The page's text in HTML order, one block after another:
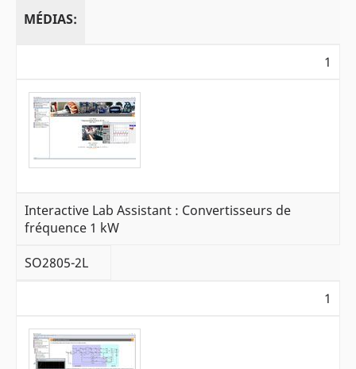
MÉDIAS:
1
Interactive Lab Assistant : Convertisseurs de
fréquence 1 kW
SO2805-2L
1